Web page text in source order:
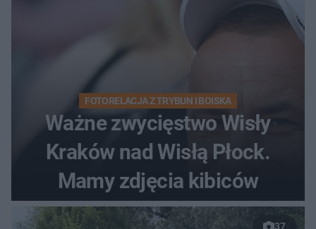
FOTORELACJA Z TRYBUN I BOISKA
Ważne zwycięstwo Wisły
Kraków nad Wisłą Płock.
Mamy zdjęcia kibiców
37